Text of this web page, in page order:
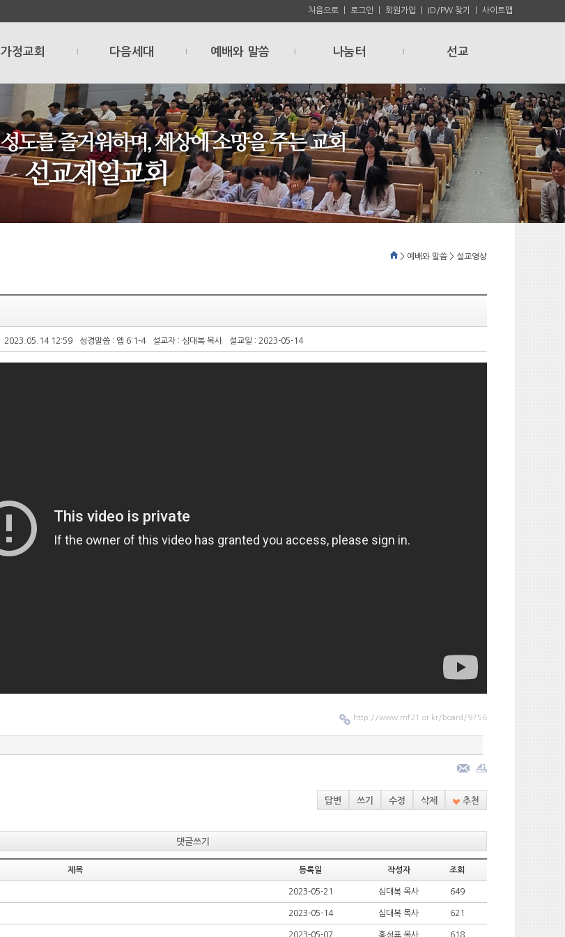
처음으로 로그인 회원가입 ID/PW 찾기 사이트맵
가정교회 다음세대 예배와 말씀 나눔터 선교
> 예배와 말씀 > 설교영상
2023.05.14 12:59 성경말씀 : 엡 6:1-4 설교자 : 심대복 목사 설교일 : 2023-05-14
http://www.mf21.or.kr/board/9756
답변 쓰기 수정 삭제 추천
댓글쓰기
제목 등록일 작성자 조회
2023-05-21 심대복 목사 649
2023-05-14 심대복 목사 621
2023-05-07 홍성표 목사 618